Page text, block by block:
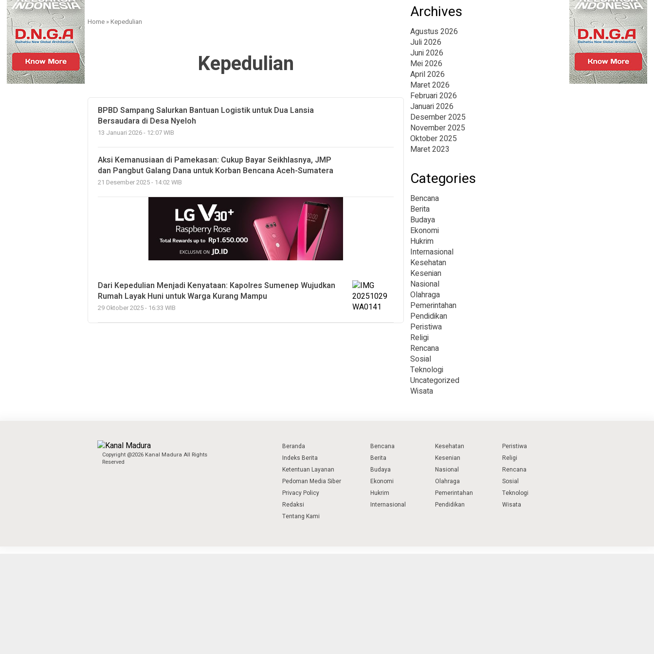
Home »Kepedulian
Kepedulian
BPBD Sampang Salurkan Bantuan Logistik untuk Dua Lansia
Bersaudara di Desa Nyeloh
13 Januari 2026 - 12:07 WIB
Aksi Kemanusiaan di Pamekasan: Cukup Bayar Seikhlasnya, JMP
dan Pangbut Galang Dana untuk Korban Bencana Aceh-Sumatera
21 Desember 2025 - 14:02 WIB
Dari Kepedulian Menjadi Kenyataan: Kapolres Sumenep Wujudkan
Rumah Layak Huni untuk Warga Kurang Mampu
29 Oktober 2025 - 16:33 WIB
Archives
Agustus 2026
Juli 2026
Juni 2026
Mei 2026
April 2026
Maret 2026
Februari 2026
Januari 2026
Desember 2025
November 2025
Oktober 2025
Maret 2023
Categories
Bencana
Berita
Budaya
Ekonomi
Hukrim
Internasional
Kesehatan
Kesenian
Nasional
Olahraga
Pemerintahan
Pendidikan
Peristiwa
Religi
Rencana
Sosial
Teknologi
Uncategorized
Wisata
Copyright @2026 Kanal Madura All Rights
Reserved
Beranda
Indeks Berita
Ketentuan Layanan
Pedoman Media Siber
Privacy Policy
Redaksi
Tentang Kami
Bencana
Berita
Budaya
Ekonomi
Hukrim
Internasional
Kesehatan
Kesenian
Nasional
Olahraga
Pemerintahan
Pendidikan
Peristiwa
Religi
Rencana
Sosial
Teknologi
Wisata